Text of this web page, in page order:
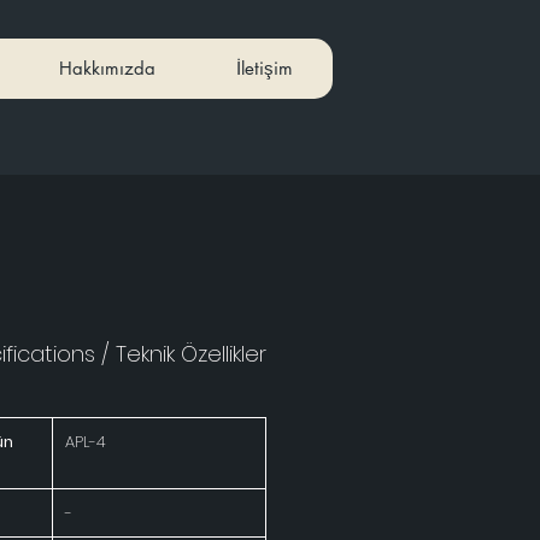
Hakkımızda İletişim
/ Teknik Özellikler
APL-4
-